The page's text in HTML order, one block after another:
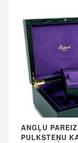
ANGĻU
PULKSTEŅU